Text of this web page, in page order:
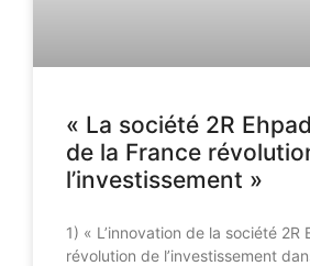
« La société 2R
de la France
l’investissement »
1) « L’innovation de la société 2R
révolution de l’investissement